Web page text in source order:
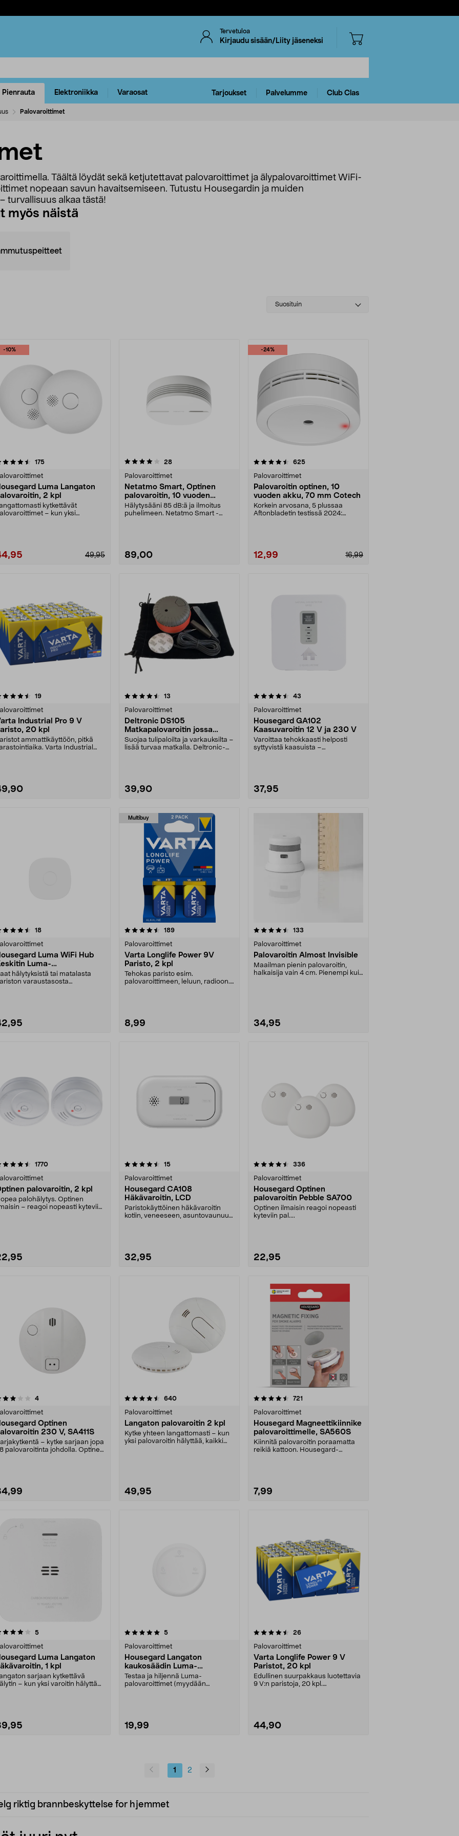
Tervetuloa
Kirjaudu sisään/Liity jäseneksi
Pienrauta Elektroniikka Varaosat Tarjoukset Palvelumme Club Clas
Palovaroittimet
Täältä löydät sekä ketjutettavat palovaroittimet ja älypalovaroittimet WiFi-
nopeaan savun havaitsemiseen. Tutustu Housegardin ja muiden
turvallisuus alkaa tästä!
myös näistä
Select
Suosituin
-10%
175arvostelut
Luma Langaton
2 kpl
kytkettävät
– kun yksi
49,95
4.0 viidestä
28arvostelut
Palovaroittimet
Netatmo Smart, Optinen
palovaroitin, 10 vuoden
paristo
Hälytysääni 85 dB:ä ja ilmoitus
puhelimeen. Netatmo Smart -
89,00
-24%
4.5 viidestä
625arvostelut
Palovaroittimet
Palovaroitin optinen, 10
vuoden akku, 70 mm Cotech
Korkein arvosana, 5 plussaa
Aftonbladetin testissä 2024:
12,99 16,99
19arvostelut
Industrial Pro 9 V
20 kpl
ammattikäyttöön, pitkä
Varta Industrial
4.5 viidestä
13
Palovaroittimet
Deltronic DS105
Matkapalovaroitin jossa
murtohälytin
Suojaa tulipaloilta ja varkauksilta –
lisää turvaa matkalla. Deltronic-
39,90
4.5 viidestä
43
Palovaroittimet
Housegard GA102
Kaasuvaroitin 12 V ja 230 V
Varoittaa tehokkaasti helposti
syttyvistä kaasuista –
37,95
18arvostelut
Luma WiFi Hub
Luma-
hälytyksistä tai matalasta
varaustasosta
Multibuy
4.5 viidestä
189arvostelut
Palovaroittimet
Varta Longlife Power 9V
Paristo, 2 kpl
Tehokas paristo esim.
palovaroittimeen, leluun, radioon.
8,99
4.5 viidestä
133
Palovaroittimet
Palovaroitin Almost Invisible
Maailman pienin palovaroitin,
halkaisija vain 4 cm. Pienempi kuin
34,95
1770arvostelut
palovaroitin, 2 kpl
palohälytys. Optinen
– reagoi nopeasti kyteviin
4.5 viidestä
15arvostelut
Palovaroittimet
Housegard CA108
Häkävaroitin, LCD
Paristokäyttöinen häkävaroitin
kotiin, veneeseen, asuntovaunuun
32,95
4.5 viidestä
336arvostelut
Palovaroittimet
Housegard Optinen
palovaroitin Pebble SA700
Optinen ilmaisin reagoi nopeasti
kyteviin pal....
22,95
Katso Vaihtoehdot
4arvostelut
Optinen
230 V, SA411S
– kytke sarjaan jopa
palovaroitinta johdolla. Optinen
4.5 viidestä
640arvostelut
Palovaroittimet
Langaton palovaroitin 2 kpl
Kytke yhteen langattomasti – kun
yksi palovaroitin hälyttää, kaikki
49,95
4.5 viidestä
721
Palovaroittimet
Housegard Magneettikiinnike
palovaroittimelle, SA560S
Kiinnitä palovaroitin poraamatta
reikiä kattoon. Housegard-
7,99
5arvostelut
Luma Langaton
1 kpl
sarjaan kytkettävä
– kun yksi varoitin hälyttää,
5.0 viidestä
5arvostelut
Palovaroittimet
Housegard Langaton
kaukosäädin Luma-
palovaroittimiin
Testaa ja hiljennä Luma-
palovaroittimet (myydään
19,99
4.5 viidestä
26arvostelut
Palovaroittimet
Varta Longlife Power 9 V
Paristot, 20 kpl
Edullinen suurpakkaus luotettavia
9 V:n paristoja, 20 kpl.
44,90
1 2
riktig brannbeskyttelse for hjemmet